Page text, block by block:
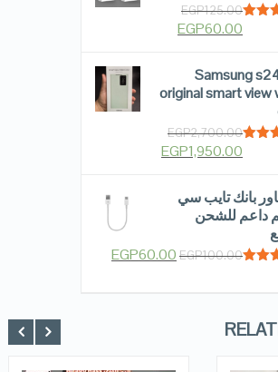
EGP125.00
EGP60.00
Samsung
original smart view
EGP2,700.00
EGP1,950.00
بانك تايب سي
داعم للشحن
EGP100.00
EGP60.00